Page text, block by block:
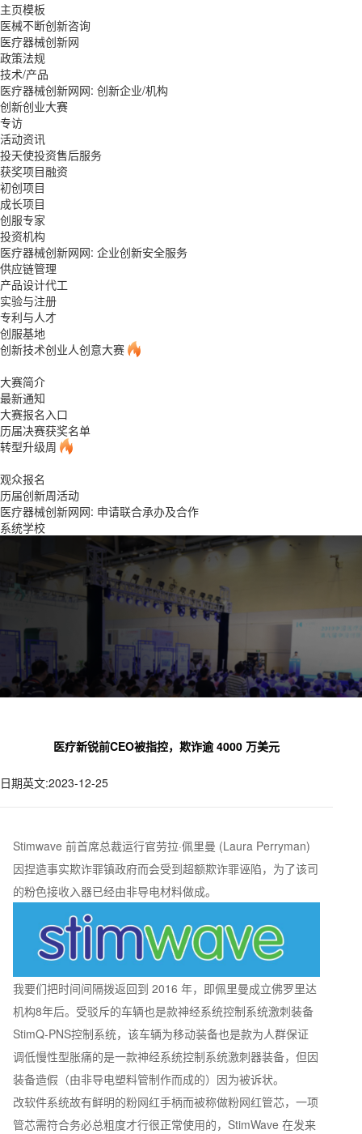
主页模板
医械不断创新咨询
医疗器械创新网
政策法规
技术/产品
医疗器械创新网网: 创新企业/机构
创新创业大赛
专访
活动资讯
投天使投资售后服务
获奖项目融资
初创项目
成长项目
创服专家
投资机构
医疗器械创新网网: 企业创新安全服务
供应链管理
产品设计代工
实验与注册
专利与人才
创服基地
创新技术创业人创意大赛
大赛简介
最新通知
大赛报名入口
历届决赛获奖名单
转型升级周
观众报名
历届创新周活动
医疗器械创新网网: 申请联合承办及合作
系统学校
医疗新锐前CEO被指控，欺诈逾 4000 万美元
日期英文:2023-12-25
Stimwave 前首席总裁运行官劳拉·佩里曼 (Laura Perryman)
因捏造事实欺诈罪镇政府而会受到超额欺诈罪诬陷，为了该司
的粉色接收入器已经由非导电材料做成。
我要们把时间间隔拨返回到 2016 年，即佩里曼成立佛罗里达
机构8年后。受驳斥的车辆也是款神经系统控制系统激刺装备
StimQ-PNS控制系统，该车辆为移动装备也是款为人群保证
调低慢性型胀痛的是一款神经系统控制系统激刺器装备，但因
装备造假（由非导电塑料管制作而成的）因为被诉状。
改软件系统故有鲜明的粉网红手柄而被称做粉网红管芯，一项
管芯需符合务必总粗度才行很正常使用的，StimWave 在发来